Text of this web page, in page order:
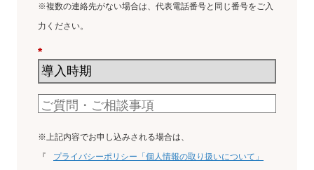
※複数の連絡先がない場合は、代表電話番号と同じ番号をご入
力ください。
*
※上記内容でお申し込みされる場合は、
『
プライバシーポリシー「個人情報の取り扱いについて」